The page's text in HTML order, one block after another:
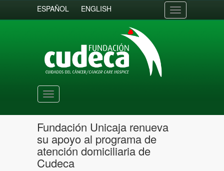
ESPAÑOL ENGLISH
Toggle
navigation
Toggle
navigation
Fundación Unicaja renueva
su apoyo al programa de
atención domiciliaria de
Cudeca